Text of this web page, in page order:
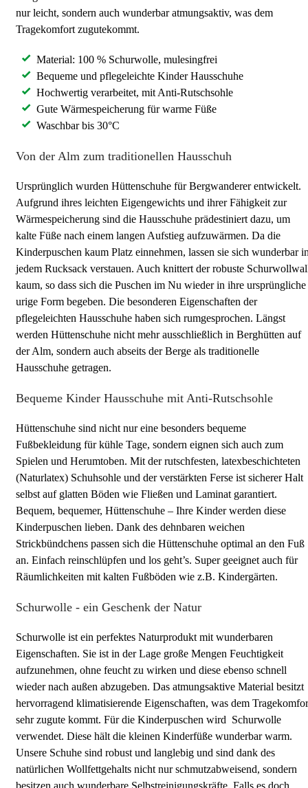
nur leicht, sondern auch wunderbar atmungsaktiv, was dem
Tragekomfort zugutekommt.
Material: 100 % Schurwolle, mulesingfrei
Bequeme und pflegeleichte Kinder Hausschuhe
Hochwertig verarbeitet, mit Anti-Rutschsohle
Gute Wärmespeicherung für warme Füße
Waschbar bis 30°C
Von der Alm zum traditionellen Hausschuh
Ursprünglich wurden Hüttenschuhe für Bergwanderer entwickelt.
Aufgrund ihres leichten Eigengewichts und ihrer Fähigkeit zur
Wärmespeicherung sind die Hausschuhe prädestiniert dazu, um
kalte Füße nach einem langen Aufstieg aufzuwärmen. Da die
Kinderpuschen kaum Platz einnehmen, lassen sie sich wunderbar
jedem Rucksack verstauen. Auch knittert der robuste
kaum, so dass sich die Puschen im Nu wieder in ihre ursprüngliche
urige Form begeben. Die besonderen Eigenschaften der
pflegeleichten Hausschuhe haben sich rumgesprochen. Längst
werden Hüttenschuhe nicht mehr ausschließlich in Berghütten auf
der Alm, sondern auch abseits der Berge als traditionelle
Hausschuhe getragen.
Bequeme Kinder Hausschuhe mit Anti-Rutschsohle
Hüttenschuhe sind nicht nur eine besonders bequeme
Fußbekleidung für kühle Tage, sondern eignen sich auch zum
Spielen und Herumtoben. Mit der rutschfesten, latexbeschichteten
(Naturlatex) Schuhsohle und der verstärkten Ferse ist sicherer Halt
selbst auf glatten Böden wie Fließen und Laminat garantiert.
Bequem, bequemer, Hüttenschuhe – Ihre Kinder werden diese
Kinderpuschen lieben. Dank des dehnbaren weichen
Strickbündchens passen sich die Hüttenschuhe optimal an den Fuß
an. Einfach reinschlüpfen und los geht’s. Super geeignet auch für
Räumlichkeiten mit kalten Fußböden wie z.B. Kindergärten.
Schurwolle - ein Geschenk der Natur
Schurwolle ist ein perfektes Naturprodukt mit wunderbaren
Eigenschaften. Sie ist in der Lage große Mengen Feuchtigkeit
aufzunehmen, ohne feucht zu wirken und diese ebenso schnell
wieder nach außen abzugeben. Das atmungsaktive Material besitzt
hervorragend klimatisierende Eigenschaften, was dem
sehr zugute kommt. Für die Kinderpuschen wird Schurwolle
verwendet. Diese hält die kleinen Kinderfüße wunderbar warm.
Unsere Schuhe sind robust und langlebig und sind dank des
natürlichen Wollfettgehalts nicht nur schmutzabweisend, sondern
besitzen auch wunderbare Selbstreinigungskräfte. Falls es doch